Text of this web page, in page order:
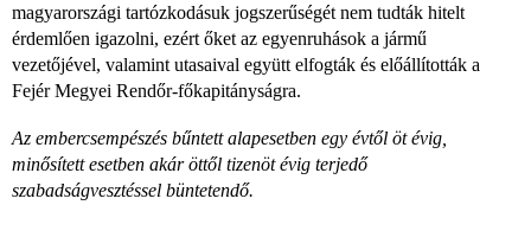
magyarországi tartózkodásuk jogszerűségét nem tudták hitelt
érdemlően igazolni, ezért őket az egyenruhások a jármű
vezetőjével, valamint utasaival együtt elfogták és előállították a
Fejér Megyei Rendőr-főkapitányságra.
Az embercsempészés bűntett alapesetben egy évtől öt évig,
minősített esetben akár öttől tizenöt évig terjedő
szabadságvesztéssel büntetendő.